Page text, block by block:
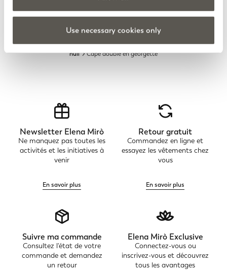
Use necessary cookies only
null Cape double en georgette
Newsletter Elena Mirò
Ne manquez pas toutes les
activités et les initiatives à
venir
En savoir plus
Retour gratuit
Commandez en ligne et
essayez les vêtements chez
vous
En savoir plus
Suivre ma commande
Consultez l'état de votre
commande et demandez
un retour
Elena Mirò Exclusive
Connectez-vous ou
inscrivez-vous et découvrez
tous les avantages